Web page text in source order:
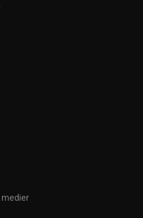
medier